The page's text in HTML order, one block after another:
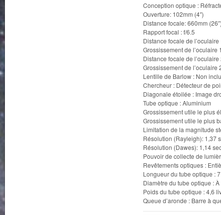
Conception optique :
Ouverture: 102mm (4″)
Distance focale: 660mm
Rapport focal : f/6.5
Distance focale de l’oculaire
Grossissement de l’oculaire
Distance focale de l’oculaire
Grossissement de l’oculaire
Lentille de Barlow : Non
Chercheur : Détecteur de
Diagonale étoilée : Image
Tube optique : Aluminium
Grossissement utile le plus
Grossissement utile le plus
Limitation de la magnitude
Résolution (Rayleigh): 1,37
Résolution (Dawes): 1,14
Pouvoir de collecte de
Revêtements optiques :
Longueur du tube optique :
Diamètre du tube optique :
Poids du tube optique : 4,6
Queue d’aronde : Barre à